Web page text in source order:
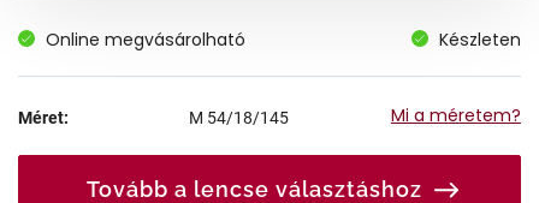
Online megvásárolható Készleten
Méret: M 54/18/145 Mi a méretem?
Tovább a lencse választáshoz